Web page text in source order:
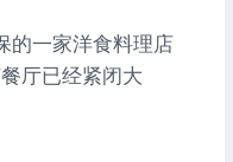
的一家洋食料理店
厅已经紧闭大